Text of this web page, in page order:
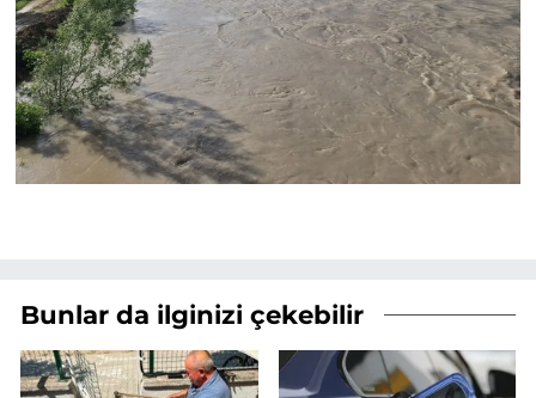
Bunlar da ilginizi çekebilir